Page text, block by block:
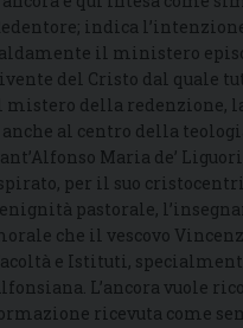
indica
il ministero
del Cristo dal quale
mistero della redenzione,
anche al centro della
Maria de’
per il suo
pastorale,
che il vescovo
e Istituti,
L’ancora vuole
ricevuta come